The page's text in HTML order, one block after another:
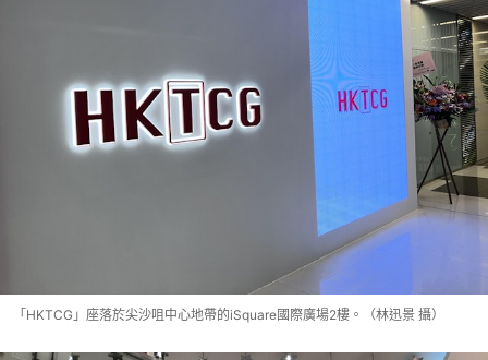
「HKTCG」座落於尖沙咀中心地帶的iSquare國際廣場2樓。（林迅景 攝）